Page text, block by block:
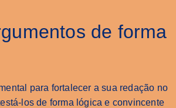
de forma
para fortalecer a sua redação no
los de forma lógica e convincente